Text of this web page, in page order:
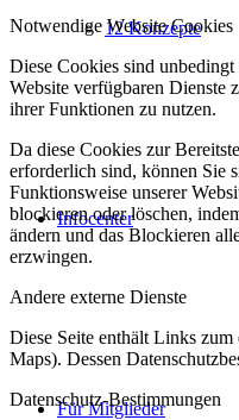
12 Konzepte
Infocenter
Für Mitglieder
Notwendige Website Cookies
Diese Cookies sind
Website verfügbaren Dienste
ihrer Funktionen zu nutzen.
Da diese Cookies zur
erforderlich sind, können Sie
Funktionsweise unserer
blockieren oder löschen,
ändern und das Blockieren
erzwingen.
Andere externe Dienste
Diese Seite enthält Links
Maps). Dessen
Datenschutz-Bestimmungen